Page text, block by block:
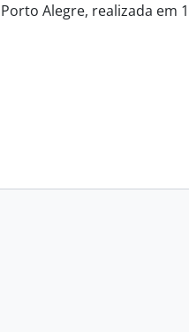
Alegre, realizada em